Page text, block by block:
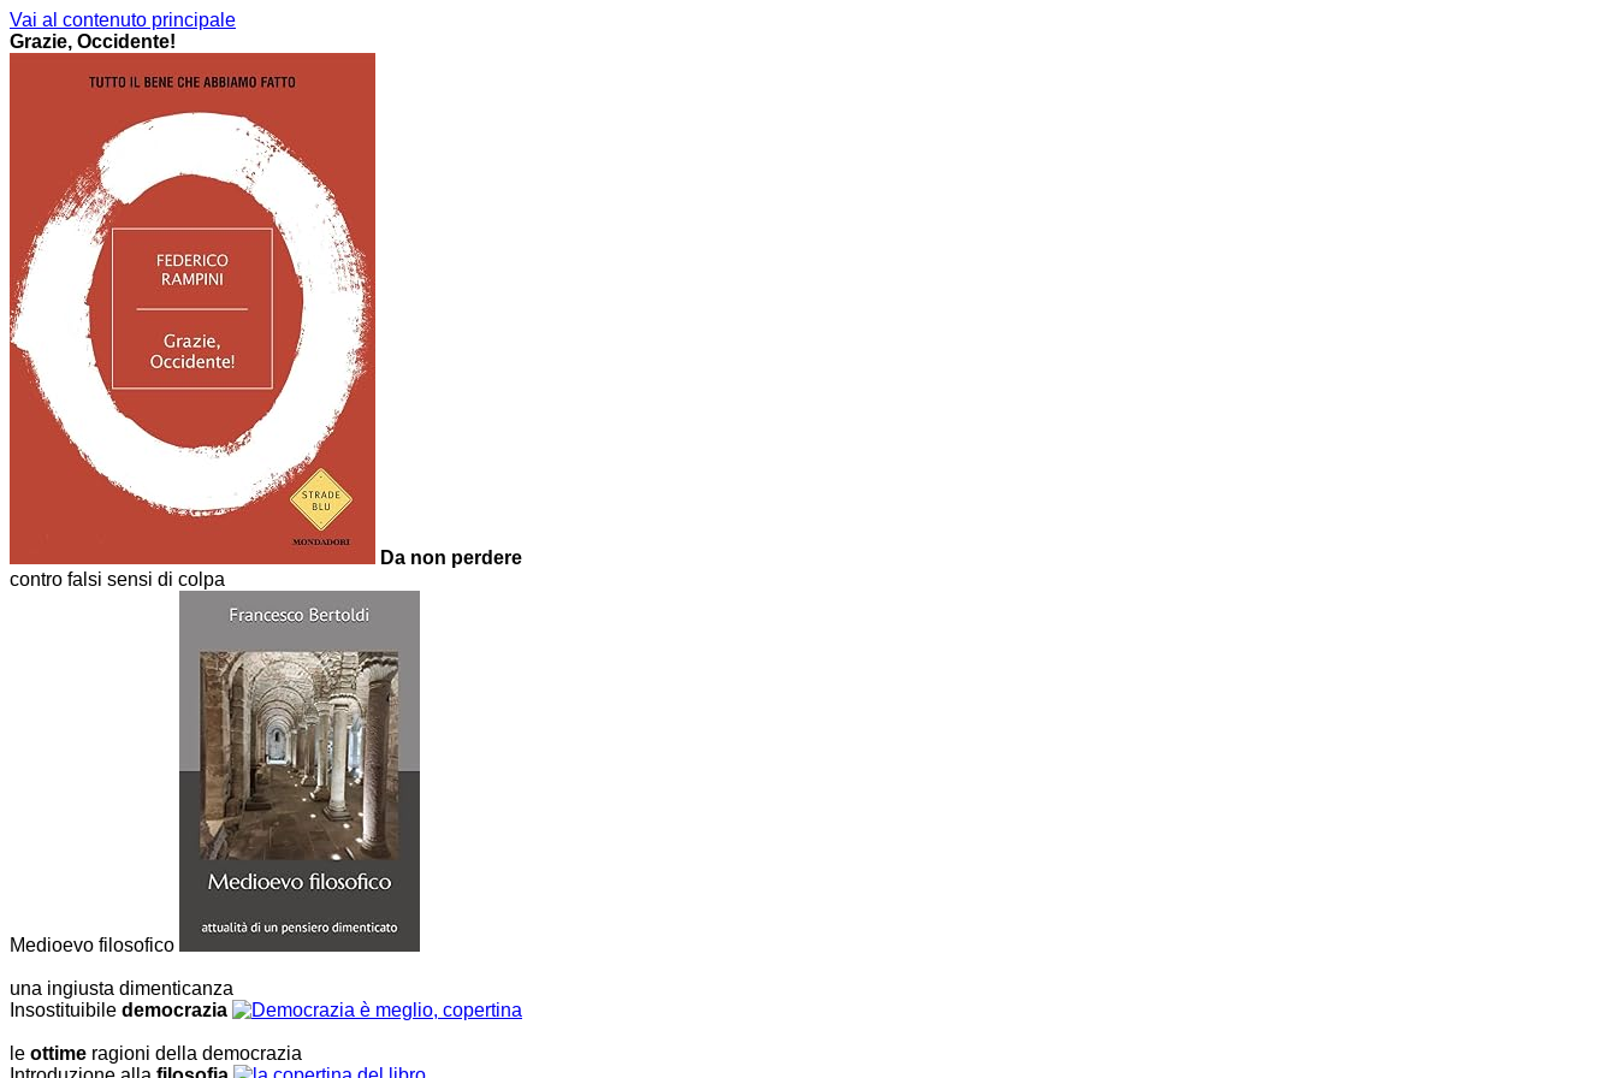
Vai al contenuto principale
Grazie, Occidente!
Da non perdere
contro falsi sensi di colpa
Medioevo filosofico
una ingiusta dimenticanza
Insostituibile democrazia
le ottime ragioni della democrazia